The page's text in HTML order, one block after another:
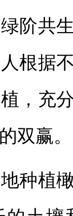
阶共
根据
，充
双赢。
植橄